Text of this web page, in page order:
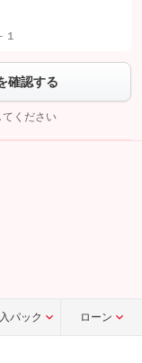
ら「許可する」ボタンを押
１
確認する
ください
パック ローン